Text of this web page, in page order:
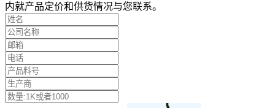
内就产品定价和供货情况与您联系。